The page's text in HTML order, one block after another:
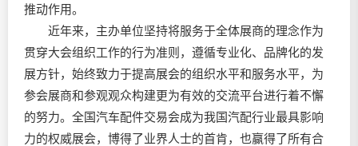
推动作用。
近年来，主办单位坚持将服务于全体展商的理念作为
贯穿大会组织工作的行为准则，遵循专业化、品牌化的发
展方针，始终致力于提高展会的组织水平和服务水平，为
参会展商和参观观众构建更为有效的交流平台进行着不懈
的努力。全国汽车配件交易会成为我国汽配行业最具影响
力的权威展会，博得了业界人士的首肯，也赢得了所有合